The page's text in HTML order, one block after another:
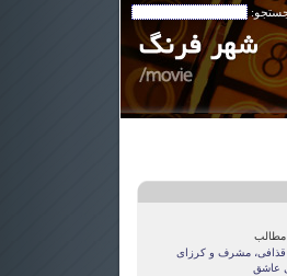
مطالب
قذافی، مشرف و کرزای
عاشق